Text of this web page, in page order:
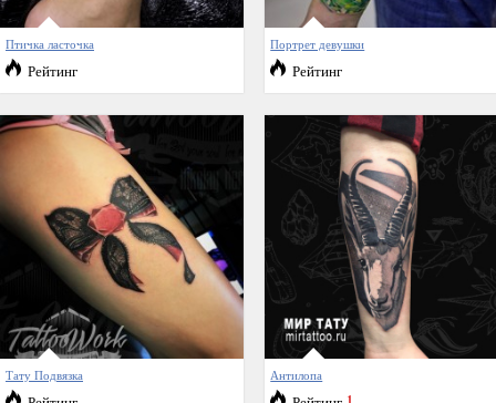
Птичка ласточка
Рейтинг
Портрет девушки
Рейтинг
Тату Подвязка Антилопа